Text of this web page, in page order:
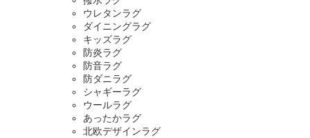
ウレタンラグ
ダイニングラグ
キッズラグ
防炎ラグ
防音ラグ
防ダニラグ
シャギーラグ
ウールラグ
あったかラグ
北欧デザインラグ